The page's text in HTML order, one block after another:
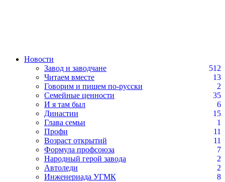
Новости
Завод и заводчане
512
Читаем вместе
13
Говорим и пишем по-русски
2
Семейные ценности
35
И я там был
6
Династии
15
Глава семьи
1
Профи
11
Возраст открытий
11
Формула профсоюза
7
Народный герой завода
2
Автоледи
2
Инженериада УГМК
8